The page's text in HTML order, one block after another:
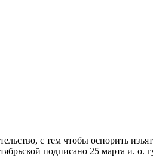
с тем чтобы оспорить
подписано 25 марта и.